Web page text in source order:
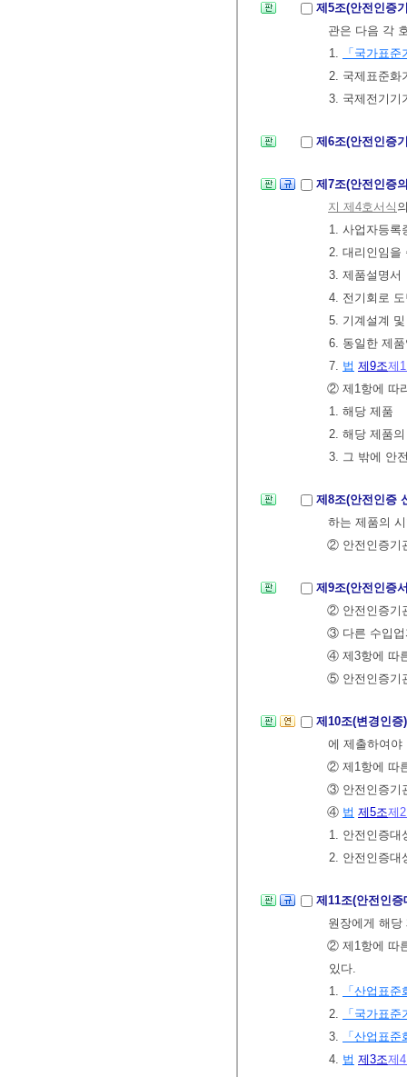
제5조(안전인증
관은 다음 각
1.
「국가표
2. 국제표준화
3. 국제전기기
제6조(안전인증
제7조(안전인증
지 제4호서식
1. 사업자등록
2. 대리인임을
3. 제품설명서
4. 전기회로
5. 기계설계
6. 동일한 제
7. 법 제9조제
② 제1항에 따
1. 해당 제품
2. 해당 제품
3. 그 밖에 안
제8조(안전인증
하는 제품의
② 안전인증기
제9조(안전인증
② 안전인증기
③ 다른 수입업
④ 제3항에 따
⑤ 안전인증기
제10조(변경인
에 제출하여야
② 제1항에 따
③ 안전인증기
④ 법 제5조제
1. 안전인증대
2. 안전인증대
제11조(안전인
원장에게 해
② 제1항에 따
있다.
1.
「산업표준
2.
「국가표
3.
「산업표준
4. 법 제3조제